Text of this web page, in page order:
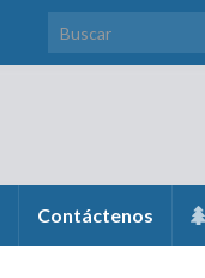
Search for:
Contáctenos